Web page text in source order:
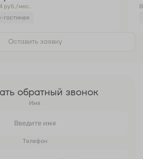
руб./мес.
гостиная
Оставить заявку
обратный звонок
Имя
Телефон